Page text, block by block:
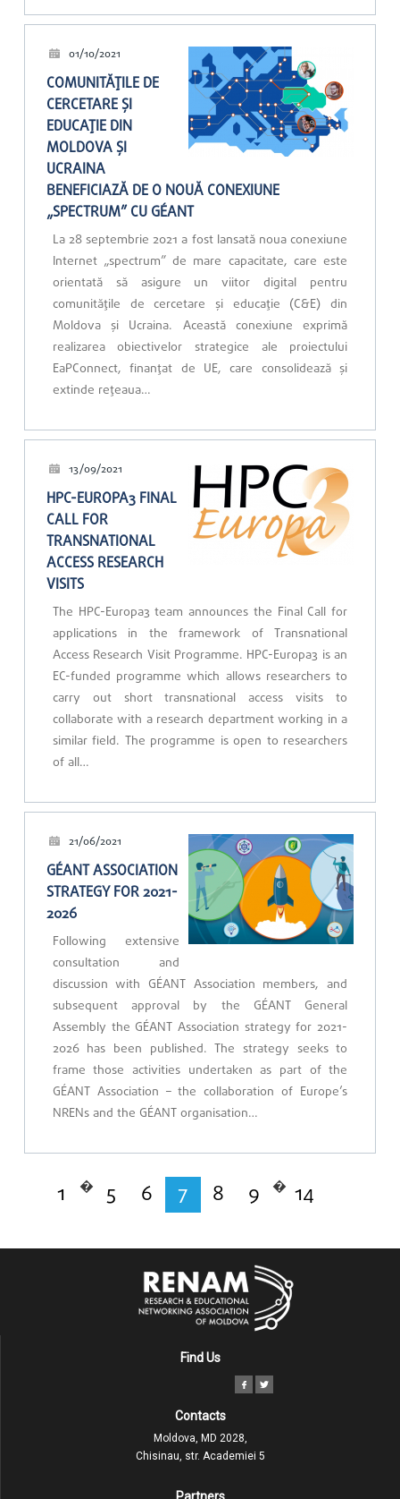
01/10/2021
COMUNITĂȚILE DE
CERCETARE ȘI
EDUCAȚIE DIN
MOLDOVA ȘI
UCRAINA
BENEFICIAZĂ DE O NOUĂ CONEXIUNE
„SPECTRUM” CU GÉANT
La 28 septembrie 2021 a fost lansată noua conexiune
Internet „spectrum” de mare capacitate, care este
orientată să asigure un viitor digital pentru
comunitățile de cercetare și educație (C&E) din
Moldova și Ucraina. Această conexiune exprimă
realizarea obiectivelor strategice ale proiectului
EaPConnect, finanțat de UE, care consolidează și
extinde rețeaua…
13/09/2021
HPC-EUROPA3 FINAL
CALL FOR
TRANSNATIONAL
ACCESS RESEARCH
VISITS
The HPC-Europa3 team announces the Final Call for
applications in the framework of Transnational
Access Research Visit Programme. HPC-Europa3 is an
EC-funded programme which allows researchers to
carry out short transnational access visits to
collaborate with a research department working in a
similar field. The programme is open to researchers
of all…
21/06/2021
GÉANT ASSOCIATION
STRATEGY FOR 2021-
2026
Following extensive
consultation and
discussion with GÉANT Association members, and
subsequent approval by the GÉANT General
Assembly the GÉANT Association strategy for 2021-
2026 has been published. The strategy seeks to
frame those activities undertaken as part of the
GÉANT Association – the collaboration of Europe’s
NRENs and the GÉANT organisation…
1 � 5 6 7 8 9 � 14
Find Us
Contacts
Moldova, MD 2028,
Chisinau, str. Academiei 5
Partners